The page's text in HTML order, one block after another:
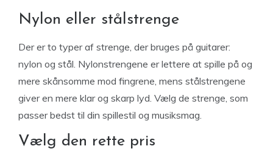
Nylon eller stålstrenge
Der er to typer af strenge, der bruges på guitarer:
nylon og stål. Nylonstrengene er lettere at spille på og
mere skånsomme mod fingrene, mens stålstrengene
giver en mere klar og skarp lyd. Vælg de strenge, som
passer bedst til din spillestil og musiksmag.
Vælg den rette pris